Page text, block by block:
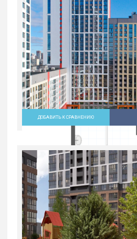
ДОБАВИТЬ К СРАВНЕНИЮ